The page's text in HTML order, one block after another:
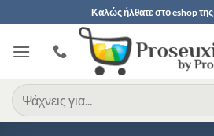
στο
περιεχόμενο
Καλώς ήλθατε στοeshopτης
Αναζήτηση
για: